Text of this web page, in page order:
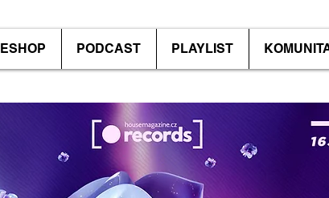
ESHOP PODCAST PLAYLIST